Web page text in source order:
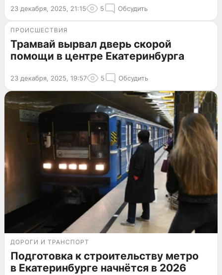
23 декабря, 2025, 21:15 5 Обсудить
ПРОИСШЕСТВИЯ
Трамвай вырвал дверь скорой
помощи в центре Екатеринбурга
23 декабря, 2025, 19:57 5 Обсудить
ДОРОГИ И ТРАНСПОРТ
Подготовка к строительству метро
в Екатеринбурге начнётся в 2026